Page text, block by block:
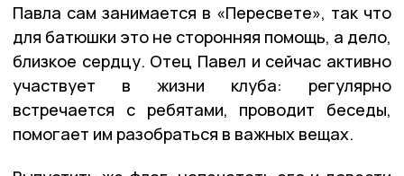
Павла сам занимается в «Пересвете», так что
для батюшки это не сторонняя помощь, а дело,
близкое сердцу. Отец Павел и сейчас активно
участвует в жизни клуба: регулярно
встречается с ребятами, проводит беседы,
помогает им разобраться в важных вещах.